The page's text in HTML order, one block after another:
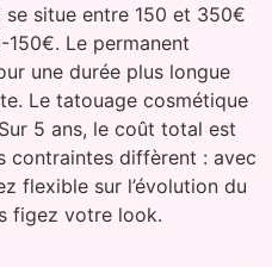
situe entre 150 et 350€
150€. Le permanent
une durée plus longue
Le tatouage cosmétique
5 ans, le coût total est
contraintes diffèrent : avec
flexible sur l’évolution du
figez votre look.